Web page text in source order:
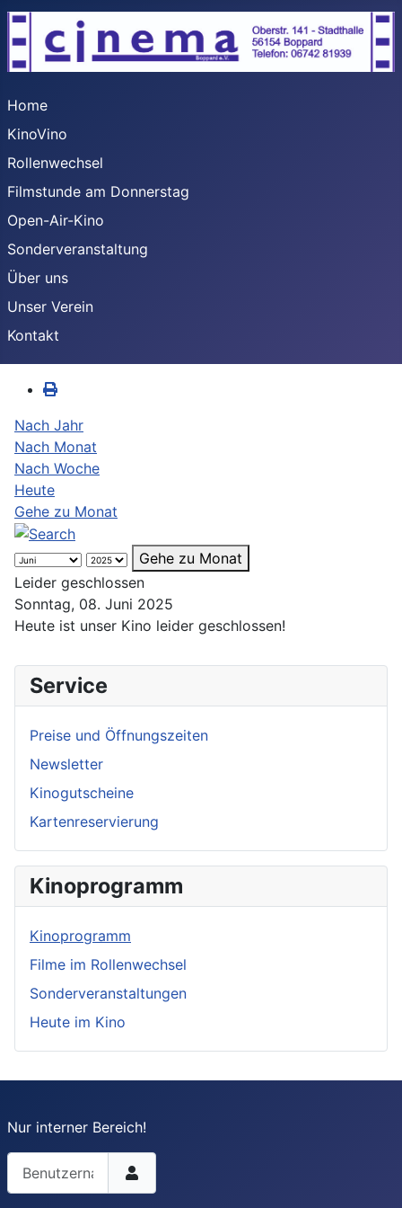
Home
KinoVino
Rollenwechsel
Filmstunde am Donnerstag
Open-Air-Kino
Sonderveranstaltung
Über uns
Unser Verein
Kontakt
Nach Jahr
Nach Monat
Nach Woche
Heute
Gehe zu Monat
Gehe zu Monat
Leider geschlossen
Sonntag, 08. Juni 2025
Heute ist unser Kino leider geschlossen!
Service
Preise und Öffnungszeiten
Newsletter
Kinogutscheine
Kartenreservierung
Kinoprogramm
Kinoprogramm
Filme im Rollenwechsel
Sonderveranstaltungen
Heute im Kino
Nur interner Bereich!